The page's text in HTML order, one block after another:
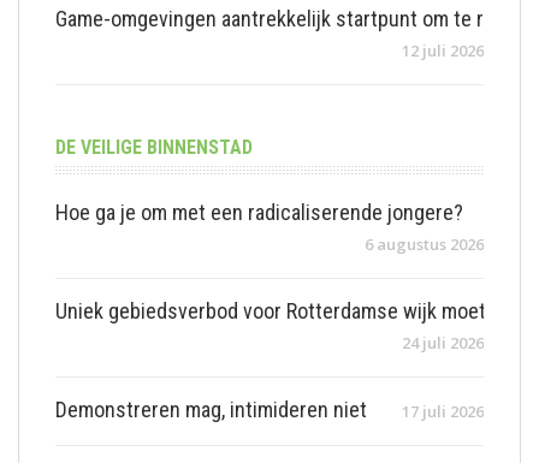
Game-omgevingen aantrekkelijk startpunt om te
12 juli 2026
DE VEILIGE BINNENSTAD
Hoe ga je om met een radicaliserende jongere?
6 augustus 2026
Uniek gebiedsverbod voor Rotterdamse wijk moet
24 juli 2026
Demonstreren mag, intimideren niet 17 juli 2026